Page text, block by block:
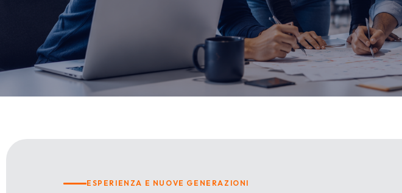
ESPERIENZA E NUOVE GENERAZIONI